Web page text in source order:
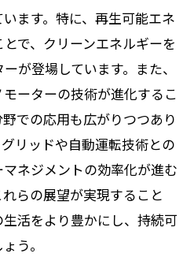
ます。特に、再生可能エネ
で、クリーンエネルギーを
が登場しています。また、
ーターの技術が進化するこ
での応用も広がりつつあり
リッドや自動運転技術との
ネジメントの効率化が進む
らの展望が実現すること
活をより豊かにし、持続可
う。